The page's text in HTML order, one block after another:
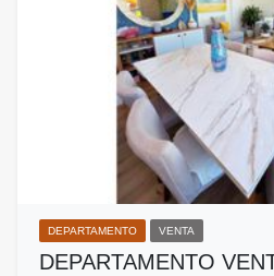
DEPARTAMENTO VENTA
DEPARTAMENTO